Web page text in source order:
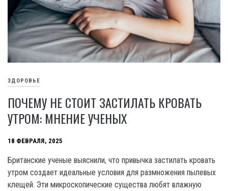
ЗДОРОВЬЕ
ПОЧЕМУ НЕ СТОИТ ЗАСТИЛАТЬ КРОВАТЬ
УТРОМ: МНЕНИЕ УЧЕНЫХ
18 ФЕВРАЛЯ, 2025
Британские ученые выяснили, что привычка застилать кровать
утром создает идеальные условия для размножения пылевых
клещей. Эти микроскопические существа любят влажную